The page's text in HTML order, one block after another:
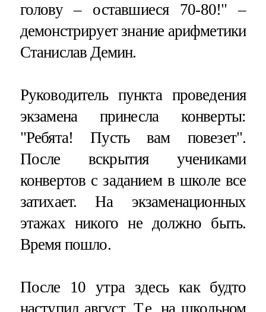
голову – оставшиеся 70-80!" –
демонстрирует знание арифметики
Станислав Демин.
Руководитель пункта проведения
экзамена принесла конверты:
"Ребята! Пусть вам повезет".
После вскрытия учениками
конвертов с заданием в школе все
затихает. На экзаменационных
этажах никого не должно быть.
Время пошло.
После 10 утра здесь как будто
наступил август. Т.е. на школьном